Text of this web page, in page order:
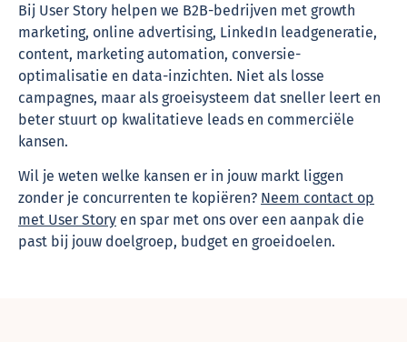
Bij User Story helpen we B2B-bedrijven met growth
marketing, online advertising, LinkedIn leadgeneratie,
content, marketing automation, conversie-
optimalisatie en data-inzichten. Niet als losse
campagnes, maar als groeisysteem dat sneller leert en
beter stuurt op kwalitatieve leads en commerciële
kansen.
Wil je weten welke kansen er in jouw markt liggen
zonder je concurrenten te kopiëren? Neem contact op
met User Story en spar met ons over een aanpak die
past bij jouw doelgroep, budget en groeidoelen.